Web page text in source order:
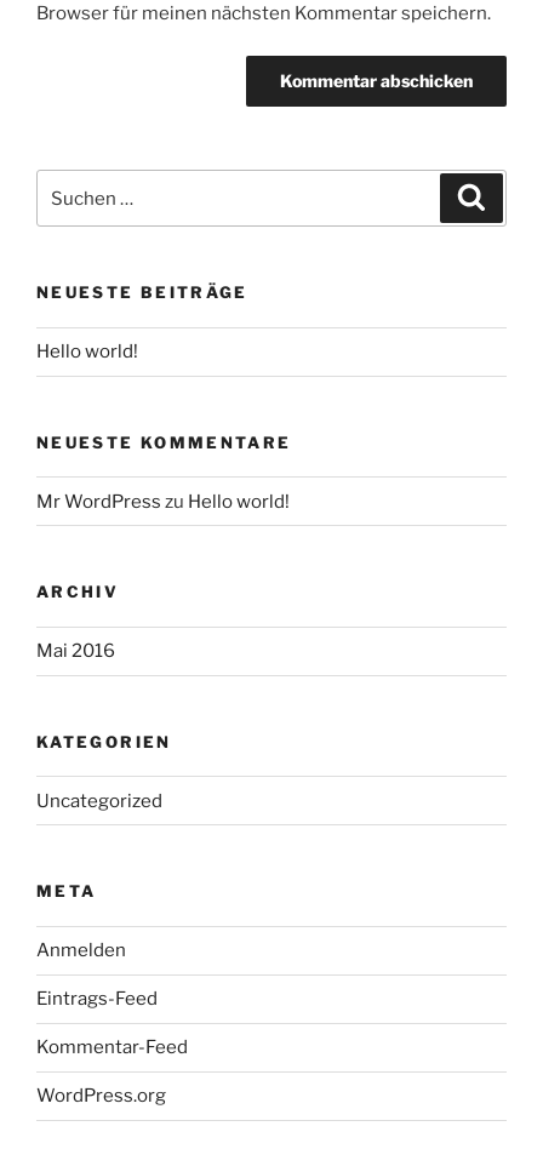
Browser für meinen nächsten Kommentar speichern.
nach:
NEUESTE BEITRÄGE
Hello world!
NEUESTE KOMMENTARE
Mr WordPress zu Hello world!
ARCHIV
Mai 2016
KATEGORIEN
Uncategorized
META
Anmelden
Eintrags-Feed
Kommentar-Feed
WordPress.org